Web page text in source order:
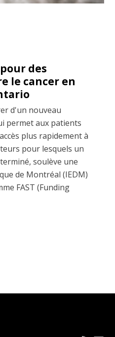
des
le cancer en
d'un nouveau
permet aux patients
plus rapidement à
pour lesquels un
soulève une
de Montréal (IEDM)
FAST (Funding